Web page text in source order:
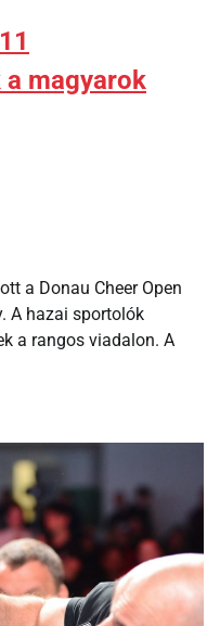
magyarok
a Donau Cheer Open
A hazai sportolók
a rangos viadalon. A